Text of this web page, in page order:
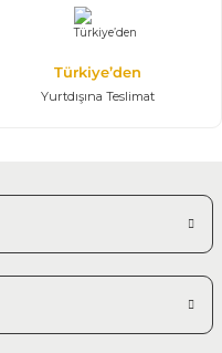
Türkiye’den
Yurtdışına Teslimat